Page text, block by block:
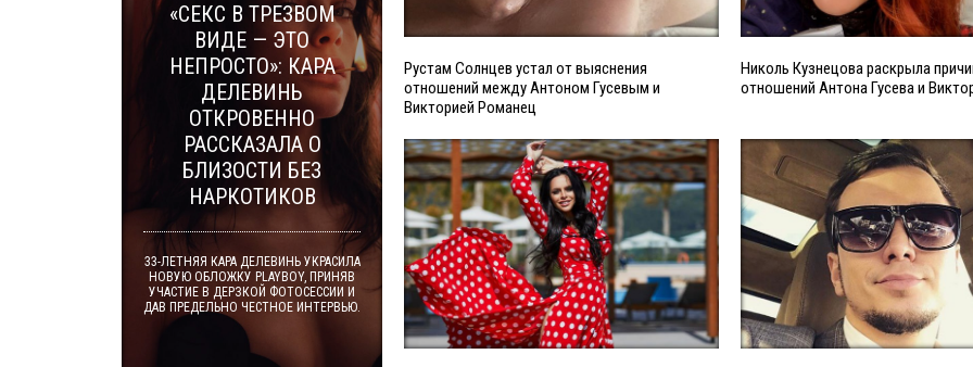
Рустам Солнцев устал от выяснения
отношений между Антоном Гусевым и
Викторией Романец
Николь Кузнецова раскрыла
отношений Антона Гусева и
«СЕКС В ТРЕЗВОМ
ВИДЕ — ЭТО
НЕПРОСТО»: КАРА
ДЕЛЕВИНЬ
ОТКРОВЕННО
РАССКАЗАЛА О
БЛИЗОСТИ БЕЗ
НАРКОТИКОВ
33-ЛЕТНЯЯ КАРА ДЕЛЕВИНЬ УКРАСИЛА
НОВУЮ ОБЛОЖКУ PLAYBOY, ПРИНЯВ
УЧАСТИЕ В ДЕРЗКОЙ ФОТОСЕССИИ И
ДАВ ПРЕДЕЛЬНО ЧЕСТНОЕ ИНТЕРВЬЮ.